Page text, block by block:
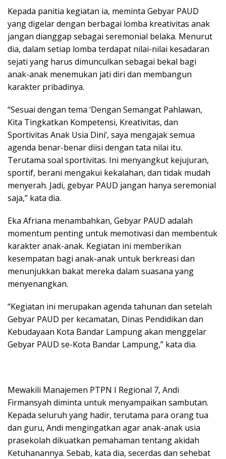
Kepada panitia kegiatan ia, meminta Gebyar PAUD
yang digelar dengan berbagai lomba kreativitas anak
jangan dianggap sebagai seremonial belaka. Menurut
dia, dalam setiap lomba terdapat nilai-nilai kesadaran
sejati yang harus dimunculkan sebagai bekal bagi
anak-anak menemukan jati diri dan membangun
karakter pribadinya.
“Sesuai dengan tema ‘Dengan Semangat Pahlawan,
Kita Tingkatkan Kompetensi, Kreativitas, dan
Sportivitas Anak Usia Dini’, saya mengajak semua
agenda benar-benar diisi dengan tata nilai itu.
Terutama soal sportivitas. Ini menyangkut kejujuran,
sportif, berani mengakui kekalahan, dan tidak mudah
menyerah. Jadi, gebyar PAUD jangan hanya seremonial
saja,” kata dia.
Eka Afriana menambahkan, Gebyar PAUD adalah
momentum penting untuk memotivasi dan membentuk
karakter anak-anak. Kegiatan ini memberikan
kesempatan bagi anak-anak untuk berkreasi dan
menunjukkan bakat mereka dalam suasana yang
menyenangkan.
“Kegiatan ini merupakan agenda tahunan dan setelah
Gebyar PAUD per kecamatan, Dinas Pendidikan dan
Kebudayaan Kota Bandar Lampung akan menggelar
Gebyar PAUD se-Kota Bandar Lampung,” kata dia.
Mewakili Manajemen PTPN I Regional 7, Andi
Firmansyah diminta untuk menyampaikan sambutan.
Kepada seluruh yang hadir, terutama para orang tua
dan guru, Andi mengingatkan agar anak-anak usia
prasekolah dikuatkan pemahaman tentang akidah
Ketuhanannya. Sebab, kata dia, secerdas dan sehebat